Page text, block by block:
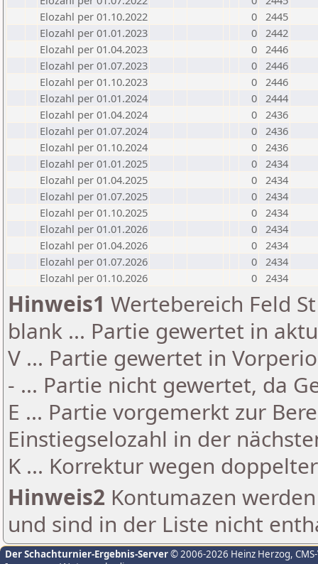
Elozahl per 01.10.2022
0 2445
Elozahl per 01.01.2023
0 2442
Elozahl per 01.04.2023
0 2446
Elozahl per 01.07.2023
0 2446
Elozahl per 01.10.2023
0 2446
Elozahl per 01.01.2024
0 2444
Elozahl per 01.04.2024
0 2436
Elozahl per 01.07.2024
0 2436
Elozahl per 01.10.2024
0 2436
Elozahl per 01.01.2025
0 2434
Elozahl per 01.04.2025
0 2434
Elozahl per 01.07.2025
0 2434
Elozahl per 01.10.2025
0 2434
Elozahl per 01.01.2026
0 2434
Elozahl per 01.04.2026
0 2434
Elozahl per 01.07.2026
0 2434
Elozahl per 01.10.2026
0 2434
Hinweis1 Wertebereich Feld
blank ... Partie gewertet in
V ... Partie gewertet in
- ... Partie nicht gewertet, da
E ... Partie vorgemerkt zur
Einstiegselozahl in der
K ... Korrektur wegen
Hinweis2 Kontumazen
und sind in der Liste nicht
Der Schachturnier-Ergebnis-Server© 2006-2026 Heinz Herzog,